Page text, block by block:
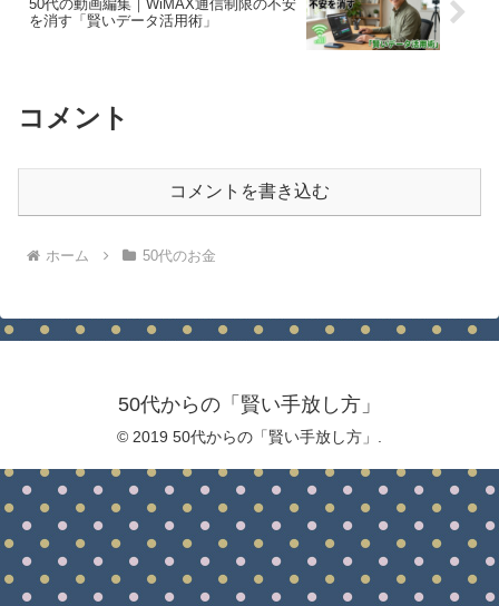
50代の動画編集｜WiMAX通信制限の不安
を消す「賢いデータ活用術」
コメント
コメントを書き込む
ホーム 50代のお金
50代からの「賢い手放し方」
© 2019 50代からの「賢い手放し方」.